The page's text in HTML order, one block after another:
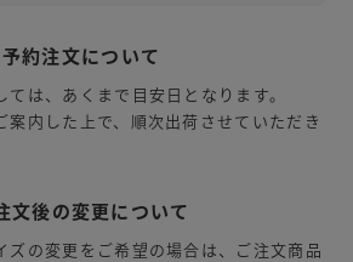
予約注文について
は、あくまで目安日となります。
案内した上で、順次出荷させていただき
文後の変更について
ズの変更をご希望の場合は、ご注文商品